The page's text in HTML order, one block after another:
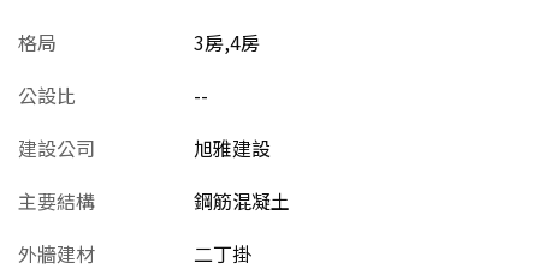
格局
3房,4房
公設比
--
建設公司
旭雅建設
主要結構
鋼筋混凝土
外牆建材
二丁掛